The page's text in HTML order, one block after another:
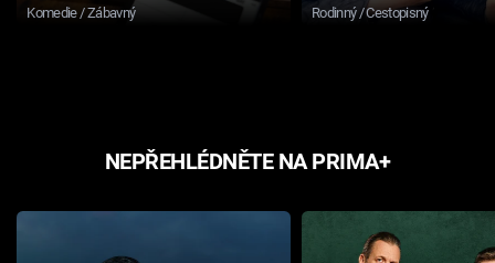
Komedie / Zábavný Rodinný / Cestopisný
NEPŘEHLÉDNĚTE NA PRIMA+